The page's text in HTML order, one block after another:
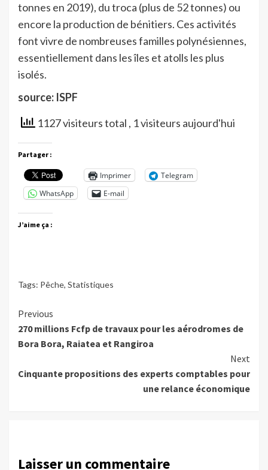
tonnes en 2019), du troca (plus de 52 tonnes) ou
encore la production de bénitiers. Ces activités
font vivre de nombreuses familles polynésiennes,
essentiellement dans les îles et atolls les plus
isolés.
source: ISPF
1127 visiteurs total , 1 visiteurs aujourd'hui
Partager :
Imprimer
Telegram
WhatsApp
E-mail
J’aime ça :
Tags: Pêche, Statistiques
Continue
Reading
Previous
270 millions Fcfp de travaux pour les aérodromes de
Bora Bora, Raiatea et Rangiroa
Next
Cinquante propositions des experts comptables pour
une relance économique
Laisser un commentaire